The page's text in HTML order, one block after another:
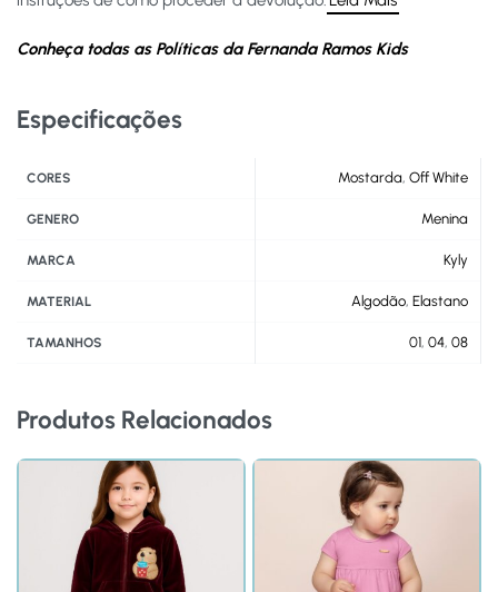
Conheça todas as Políticas da Fernanda Ramos Kids
Especificações
CORES Mostarda, Off White
GENERO Menina
MARCA Kyly
MATERIAL Algodão, Elastano
TAMANHOS 01, 04, 08
Produtos Relacionados